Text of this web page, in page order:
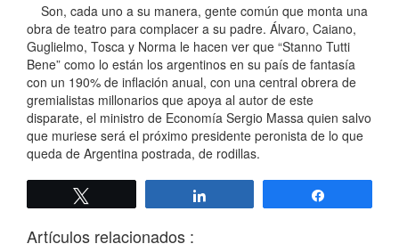
Son, cada uno a su manera, gente común que monta una
obra de teatro para complacer a su padre. Álvaro, Caiano,
Guglielmo, Tosca y Norma le hacen ver que “Stanno Tutti
Bene” como lo están los argentinos en su país de fantasía
con un 190% de inflación anual, con una central obrera de
gremialistas millonarios que apoya al autor de este
disparate, el ministro de Economía Sergio Massa quien salvo
que muriese será el próximo presidente peronista de lo que
queda de Argentina postrada, de rodillas.
Artículos relacionados :